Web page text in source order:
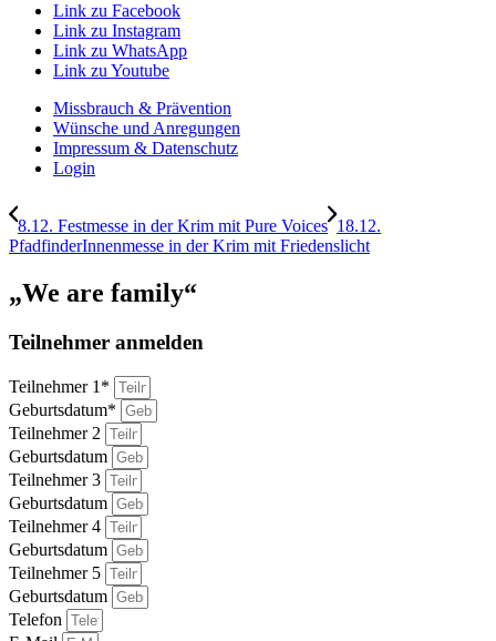
Link zu Facebook
Link zu Instagram
Link zu WhatsApp
Link zu Youtube
Missbrauch & Prävention
Wünsche und Anregungen
Impressum & Datenschutz
Login
8.12. Festmesse in der Krim mit Pure Voices 18.12.
PfadfinderInnenmesse in der Krim mit Friedenslicht
„We are family“
Teilnehmer anmelden
Teilnehmer 1*
Geburtsdatum*
Teilnehmer 2
Geburtsdatum
Teilnehmer 3
Geburtsdatum
Teilnehmer 4
Geburtsdatum
Teilnehmer 5
Geburtsdatum
Telefon